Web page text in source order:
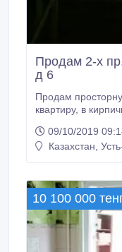
Продам 2-х
д 6
Продам
квартиру, в кирпичном доме, в центре. Пр.
угловая. Балкон. Косметический ремонт, вся
сантехника новая. Теплая,
09/10/2019
Казахстан,
10 100 000